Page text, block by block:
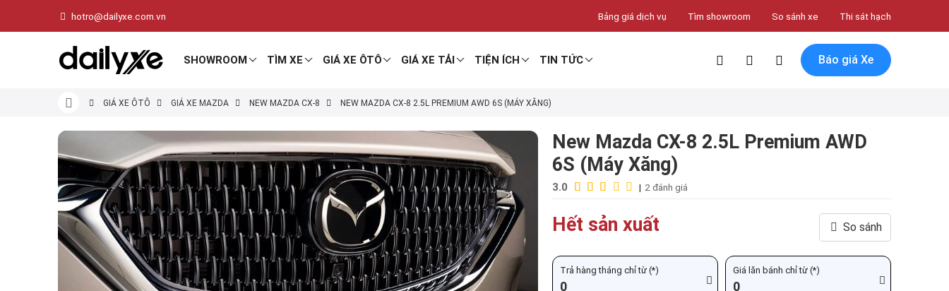
hotro@dailyxe.com.vn Bảng giá dịch vụ Tìm showroom So sánh xe Thi sát hạch
SHOWROOM TÌM XE GIÁ XE ÔTÔ GIÁ XE TẢI TIỆN ÍCH TIN TỨC Báo giá Xe
GIÁ XE ÔTÔ GIÁ XE MAZDA NEW MAZDA CX-8 NEW MAZDA CX-8 2.5L PREMIUM AWD 6S (MÁY XĂNG)
New Mazda CX-8 2.5L Premium AWD
6S (Máy Xăng)
3.0 | 2 đánh giá
Hết sản xuất So sánh
Trả hàng tháng chỉ từ (*)
0
Giá lăn bánh chỉ từ (*)
0